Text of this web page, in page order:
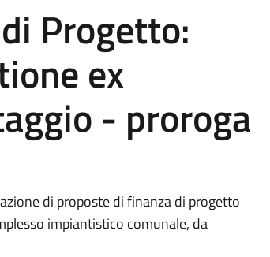
Progetto:
ex
- proroga
di proposte di finanza di progetto
impiantistico comunale, da